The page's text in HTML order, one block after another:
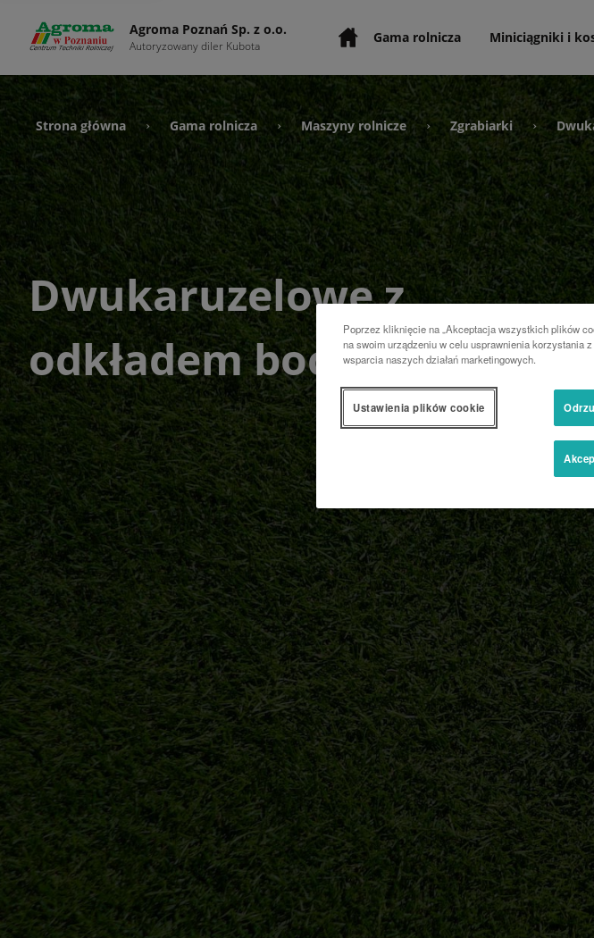
Agroma Poznań Sp. z o.o.
Autoryzowany diler Kubota Gama rolnicza Miniciągniki i
Strona główna › Gama rolnicza › Maszyny rolnicze › Zgrabiarki ›
Dwukaruzelowe z
odkładem bocznym
Poprzez kliknięcie na „Akceptacja wszystkich plików
na swoim urządzeniu w celu usprawnienia korzystania
wsparcia naszych działań marketingowych.
Ustawienia plików cookie